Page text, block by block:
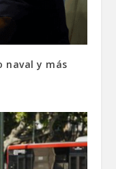
naval y más